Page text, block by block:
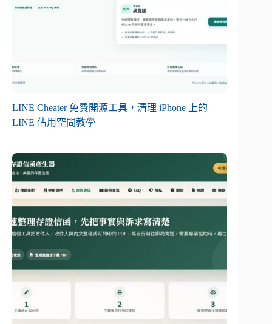
LINE Cheater 免費開源工具，清理 iPhone 上的
LINE 佔用空間教學